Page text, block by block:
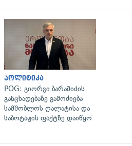
პოლიტიკა
POG: გიორგი ბარამიძის
განცხადებაზე გამოძიება
სამშობლოს ღალატისა და
საბოტაჟის ფაქტზე დაიწყო